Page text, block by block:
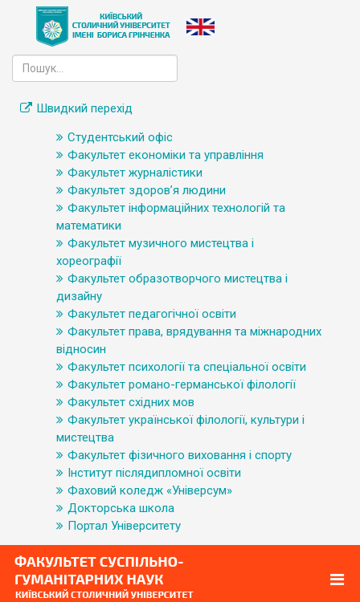
Швидкий перехід
Студентський офіс
Факультет економіки та управління
Факультет журналістики
Факультет здоров’я людини
Факультет інформаційних технологій та
математики
Факультет музичного мистецтва і
хореографії
Факультет образотворчого мистецтва і
дизайну
Факультет педагогічної освіти
Факультет права, врядування та міжнародних
відносин
Факультет психології та спеціальної освіти
Факультет романо-германської філології
Факультет східних мов
Факультет української філології, культури і
мистецтва
Факультет фізичного виховання і спорту
Інститут післядипломної освіти
Фаховий коледж «Універсум»
Докторська школа
Портал Університету